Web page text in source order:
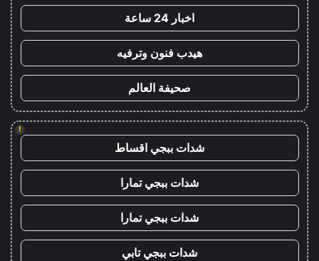
اخبار 24 ساعة
هيدب فنون وترفيه
صحيفة العالم
!
شدات ببجي اقساط
شدات ببجي تمارا
شدات ببجي تمارا
شدات ببجي تابي